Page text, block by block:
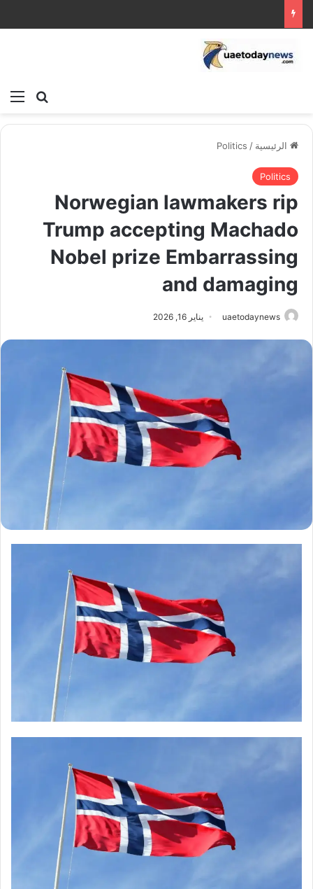
بحث
الرئيسية /
Politics
Politics
Norwegian lawmakers rip
Trump accepting Machado
Nobel prize Embarrassing
and damaging
uaetodaynews يناير 16, 2026